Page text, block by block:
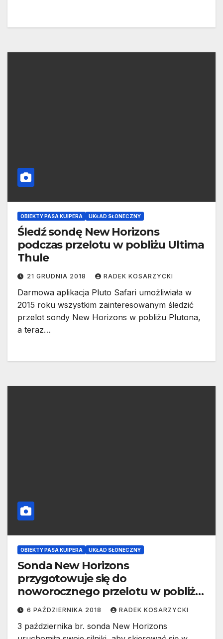
OBIEKTY PASA KUIPERA UKŁAD SŁONECZNY
Śledź sondę New Horizons
podczas przelotu w pobliżu Ultima
Thule
21 GRUDNIA 2018 RADEK KOSARZYCKI
Darmowa aplikacja Pluto Safari umożliwiała w
2015 roku wszystkim zainteresowanym śledzić
przelot sondy New Horizons w pobliżu Plutona,
a teraz…
OBIEKTY PASA KUIPERA UKŁAD SŁONECZNY
Sonda New Horizons
przygotowuje się do
noworocznego przelotu w pobliżu
Ultima Thule
6 PAŹDZIERNIKA 2018 RADEK KOSARZYCKI
3 października br. sonda New Horizons